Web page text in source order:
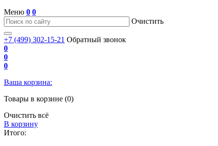
Меню 0 0
Очистить
+7 (499) 302-15-21 Обратный звонок
0
0
0
Ваша корзина:
Товары в корзине (0)
Очистить всё
В корзину
Итого: